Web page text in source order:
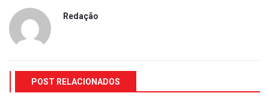
Redação
POST RELACIONADOS